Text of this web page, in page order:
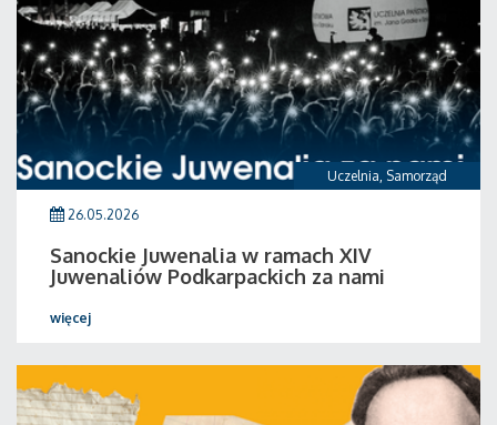
Uczelnia, Samorząd
26.05.2026
Sanockie Juwenalia w ramach XIV
Juwenaliów Podkarpackich za nami
więcej